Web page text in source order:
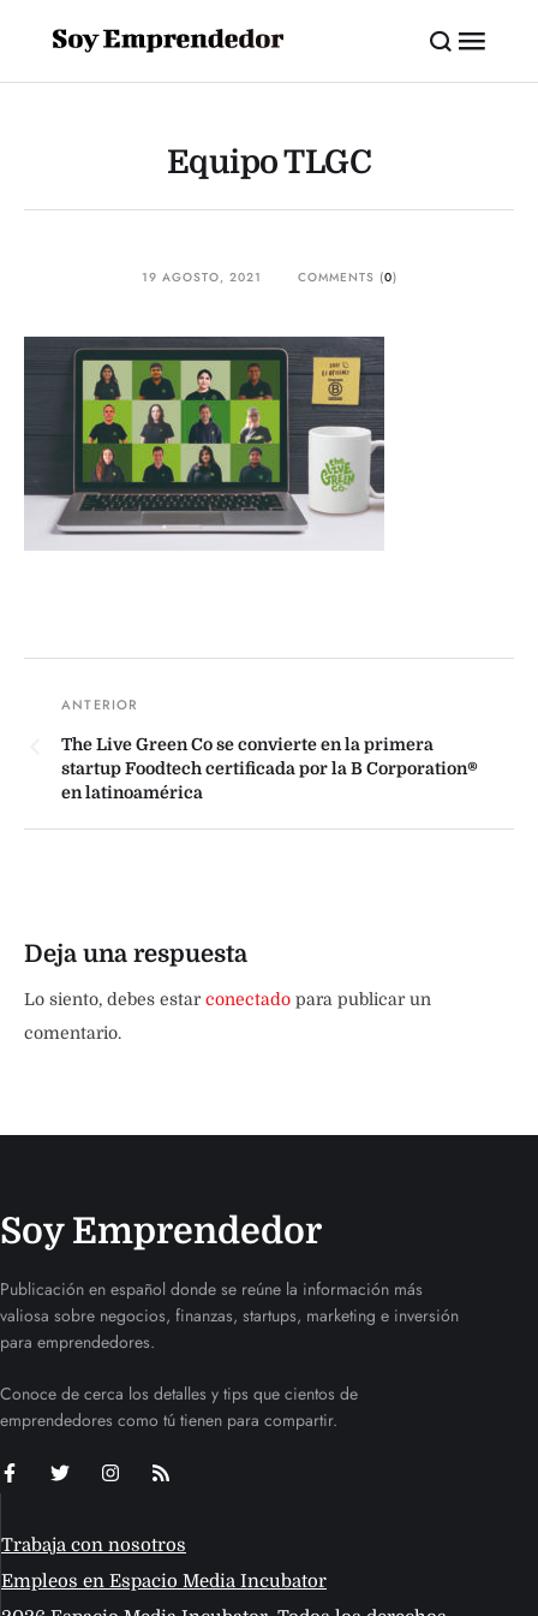
Equipo TLGC
19 AGOSTO, 2021 COMMENTS (0)
The Live Green Co se convierte en la primera
startup Foodtech certificada por la B Corporation®
en latinoamérica
Deja una respuesta
Lo siento, debes estarconectado para publicar un
comentario.
Soy Emprendedor
Publicación en español donde se reúne la información más
valiosa sobre negocios, finanzas, startups, marketing e inversión
para emprendedores.
Conoce de cerca los detalles y tips que cientos de
emprendedores como tú tienen para compartir.
Trabaja con nosotros
Empleos en Espacio Media Incubator